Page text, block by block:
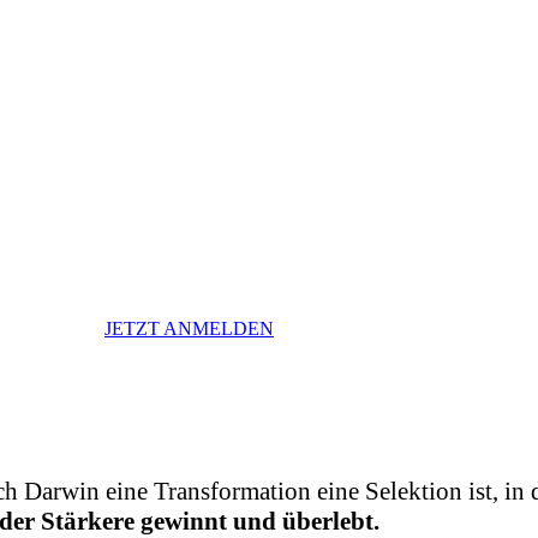
JETZT ANMELDEN
Darwin eine Transformation eine Selektion ist, in
der Stärkere gewinnt und überlebt.